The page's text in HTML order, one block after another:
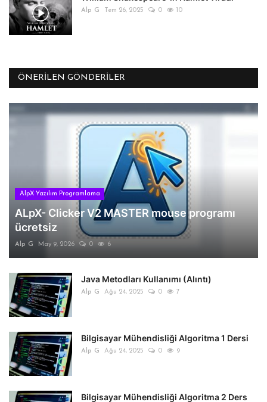
Alp G Tem 26, 2025 0 10
ÖNERILEN GÖNDERILER
AlpX Yazılım Programlama
ALpX- Clicker V2 MASTER mouse programı
ücretsiz
Alp G May 9, 2026 0 6
Java Metodları Kullanımı (Alıntı)
Alp G Ağu 24, 2025 0 7
Bilgisayar Mühendisliği Algoritma 1 Dersi
Alp G Ağu 24, 2025 0 9
Bilgisayar Mühendisliği Algoritma 2 Ders